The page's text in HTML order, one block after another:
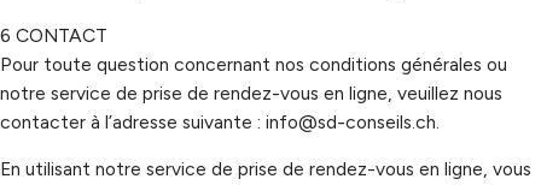
6 CONTACT
Pour toute question concernant nos conditions générales ou
notre service de prise de rendez-vous en ligne, veuillez nous
contacter à l’adresse suivante : info@sd-conseils .ch
En utilisant notre service de prise de rendez-vous en ligne, vous